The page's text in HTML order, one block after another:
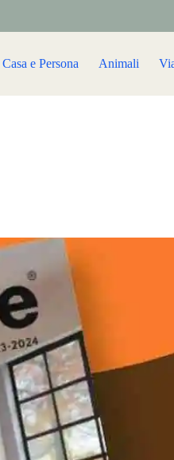
Casa e Persona Animali